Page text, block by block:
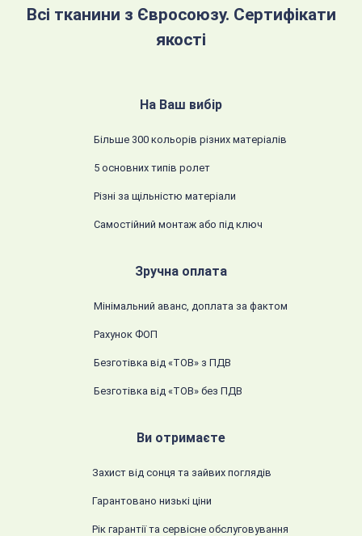
Всі тканини з Євросоюзу. Сертифікати
якості
На Ваш вибір
Більше 300 кольорів різних матеріалів
5 основних типів ролет
Різні за щільністю матеріали
Самостійний монтаж або під ключ
Зручна оплата
Мінімальний аванс, доплата за фактом
Рахунок ФОП
Безготівка від «ТОВ» з ПДВ
Безготівка від «ТОВ» без ПДВ
Ви отримаєте
Захист від сонця та зайвих поглядів
Гарантовано низькі ціни
Рік гарантії та сервісне обслуговування